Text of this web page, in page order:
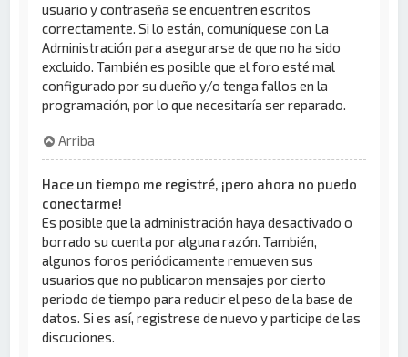
usuario y contraseña se encuentren escritos
correctamente. Si lo están, comuníquese con La
Administración para asegurarse de que no ha sido
excluido. También es posible que el foro esté mal
configurado por su dueño y/o tenga fallos en la
programación, por lo que necesitaría ser reparado.
Arriba
Hace un tiempo me registré, ¡pero ahora no puedo
conectarme!
Es posible que la administración haya desactivado o
borrado su cuenta por alguna razón. También,
algunos foros periódicamente remueven sus
usuarios que no publicaron mensajes por cierto
periodo de tiempo para reducir el peso de la base de
datos. Si es así, registrese de nuevo y participe de las
discuciones.